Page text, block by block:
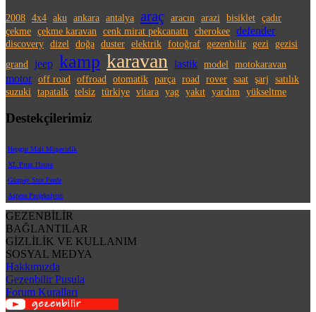
2008 4x4 aku ankara antalya araç aracın arazi bisiklet çadır
çekme çekme karavan cenk mirat pekcanattı cherokee defender
discovery dizel doğa duster elektrik fotoğraf gezenbilir gezi
gezisi
grand
jeep kamp karavan lastik model motokaravan
motor off road offroad otomatik parça road rover saat şarj
satılık
suzuki
tapatalk telsiz türkiye vitara yag yakıt yardım yükseltme
Destekçilerimiz
Hepgur Mali Müşavirlik
XL Print House
Günpay Stor Perde
Aspera Projeksiyon
GEZENBİLİR
BAĞLANTILAR
GİZLİLİK VE KULLANIM
SOSYAL MEDYA
Hakkımızda
Gezenbilir Pusula
Forum Kuralları